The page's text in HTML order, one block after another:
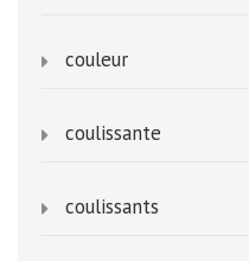
couleur
coulissante
coulissants